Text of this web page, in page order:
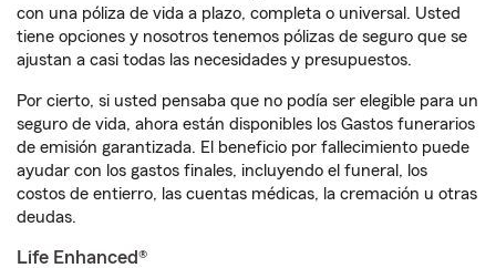
con una póliza de vida a plazo, completa o universal. Usted
tiene opciones y nosotros tenemos pólizas de seguro que se
ajustan a casi todas las necesidades y presupuestos.
Por cierto, si usted pensaba que no podía ser elegible para un
seguro de vida, ahora están disponibles los Gastos funerarios
de emisión garantizada. El beneficio por fallecimiento puede
ayudar con los gastos finales, incluyendo el funeral, los
costos de entierro, las cuentas médicas, la cremación u otras
deudas.
Life Enhanced®